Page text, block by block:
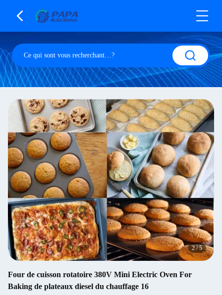
2/5
Four de cuisson rotatoire 380V Mini Electric Oven For
Baking de plateaux diesel du chauffage 16